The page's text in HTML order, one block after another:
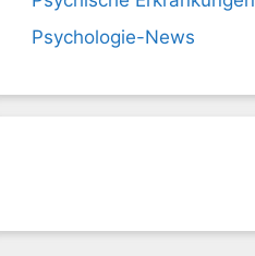
Psychologie-News